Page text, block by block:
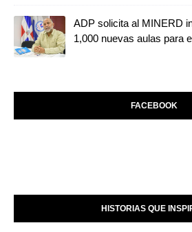
ADP solicita al MINERD
1,000 nuevas aulas para
FACEBOOK
HISTORIAS QUE